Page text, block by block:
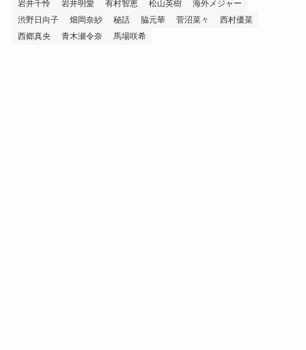
岩井千怜
岩井明愛 有村智恵 松山英樹
海外メジャー
渋野日向子
畑岡奈紗 秘話 脇元華 菅沼菜々
西村優菜
西郷真央
青木瀬令奈 馬場咲希